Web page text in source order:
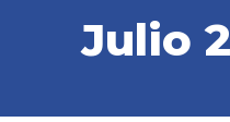
Julio